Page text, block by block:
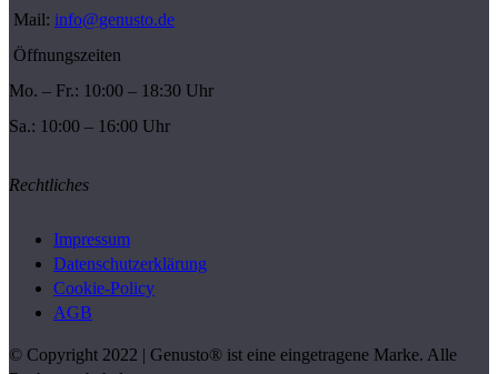
Mail: info@genusto.de
Öffnungszeiten
Mo. – Fr.: 10:00 – 18:30 Uhr
Sa.: 10:00 – 16:00 Uhr
Rechtliches
Impressum
Datenschutzerklärung
Cookie-Policy
AGB
© Copyright 2022 | Genusto® ist eine eingetragene Marke. Alle